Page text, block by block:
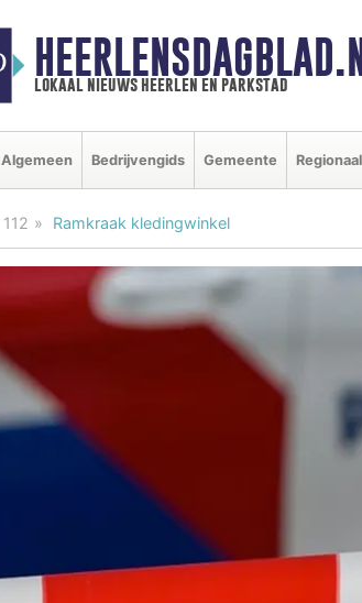
lokaal nieuws heerlen en parkstad
Algemeen Bedrijvengids Gemeente Regionaal
112 Ramkraak kledingwinkel